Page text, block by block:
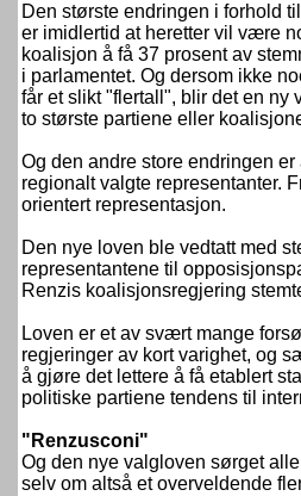
Den største endringen i forhold
er imidlertid at heretter vil være
koalisjon å få 37 prosent av
i parlamentet. Og dersom ikke
får et slikt "flertall", blir det en ny
to største partiene eller
Og den andre store endringen
regionalt valgte representanter.
orientert representasjon.
Den nye loven ble vedtatt med
representantene til
Renzis koalisjonsregjering
Loven er et av svært mange
regjeringer av kort varighet, og
å gjøre det lettere å få etablert
politiske partiene tendens til
"Renzusconi"
Og den nye valgloven sørget
selv om altså et overveldende